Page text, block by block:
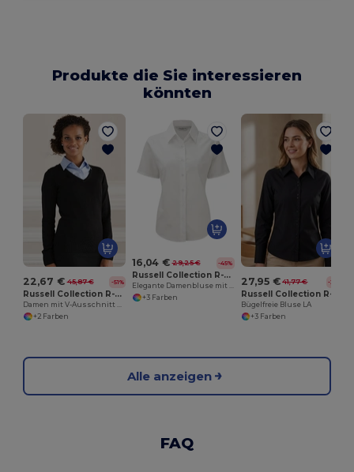
Produkte die Sie interessieren
könnten
22,67 € 45,87 € -51%
Russell Collection R-710F-0
Damen mit V-Ausschnitt Strickpullover
+2 Farben
16,04 € 29,25 € -45%
Russell Collection R-933F-0
Elegante Damenbluse mit Oxford-Stil
+3 Farben
27,95 € 41,77 € -33%
Bügelfreie Bluse LA
+3 Farben
Alle anzeigen
FAQ